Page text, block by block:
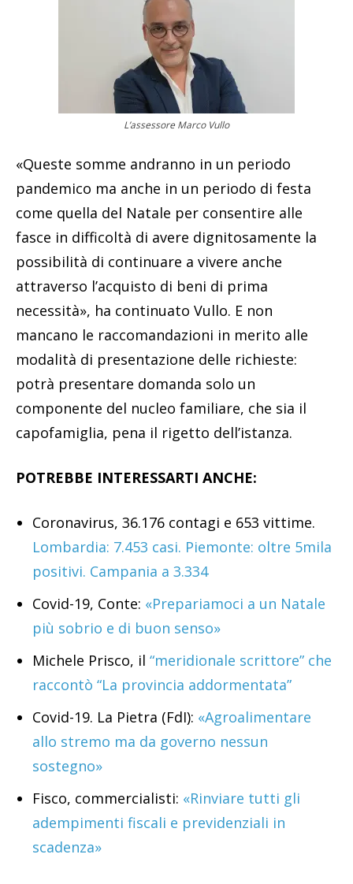
L’assessore Marco Vullo
«Queste somme andranno in un periodo
pandemico ma anche in un periodo di festa
come quella del Natale per consentire alle
fasce in difficoltà di avere dignitosamente la
possibilità di continuare a vivere anche
attraverso l’acquisto di beni di prima
necessità», ha continuato Vullo. E non
mancano le raccomandazioni in merito alle
modalità di presentazione delle richieste:
potrà presentare domanda solo un
componente del nucleo familiare, che sia il
capofamiglia, pena il rigetto dell’istanza.
POTREBBE INTERESSARTI ANCHE:
Coronavirus, 36.176 contagi e 653 vittime.
Lombardia: 7.453 casi. Piemonte: oltre 5mila
positivi. Campania a 3.334
Covid-19, Conte: «Prepariamoci a un Natale
più sobrio e di buon senso»
Michele Prisco, il “meridionale scrittore” che
raccontò “La provincia addormentata”
Covid-19. La Pietra (FdI): «Agroalimentare
allo stremo ma da governo nessun
sostegno»
Fisco, commercialisti: «Rinviare tutti gli
adempimenti fiscali e previdenziali in
scadenza»